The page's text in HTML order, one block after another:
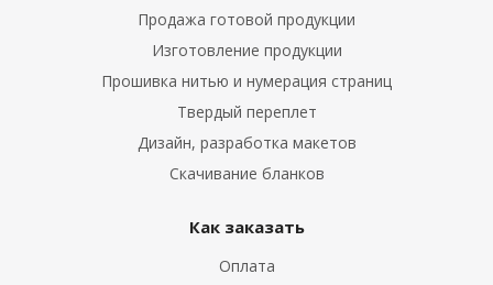
Продажа готовой продукции
Изготовление продукции
Прошивка нитью и нумерация страниц
Твердый переплет
Дизайн, разработка макетов
Скачивание бланков
Как заказать
Оплата